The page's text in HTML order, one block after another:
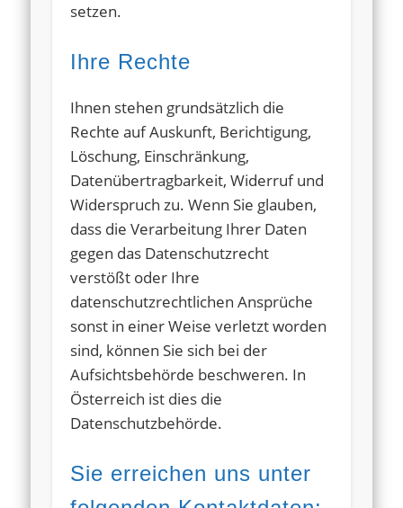
setzen.
Ihre Rechte
Ihnen stehen grundsätzlich die
Rechte auf Auskunft, Berichtigung,
Löschung, Einschränkung,
Datenübertragbarkeit, Widerruf und
Widerspruch zu. Wenn Sie glauben,
dass die Verarbeitung Ihrer Daten
gegen das Datenschutzrecht
verstößt oder Ihre
datenschutzrechtlichen Ansprüche
sonst in einer Weise verletzt worden
sind, können Sie sich bei der
Aufsichtsbehörde beschweren. In
Österreich ist dies die
Datenschutzbehörde.
Sie erreichen uns unter